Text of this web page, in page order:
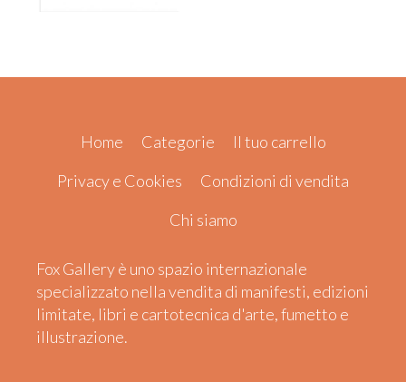
Home Categorie
Il tuo carrello
Privacy e Cookies
Condizioni di vendita
Chi siamo
Fox Gallery è uno spazio internazionale
specializzato nella vendita di manifesti, edizioni
limitate, libri e cartotecnica d'arte, fumetto e
illustrazione.